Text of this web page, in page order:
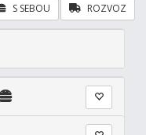
ROZVOZ
S SEBOU